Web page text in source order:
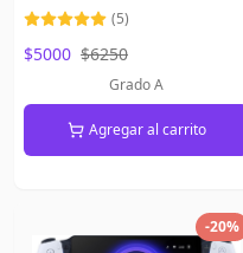
(5)
$5000 $6250
Grado A
Agregar al carrito
-20%